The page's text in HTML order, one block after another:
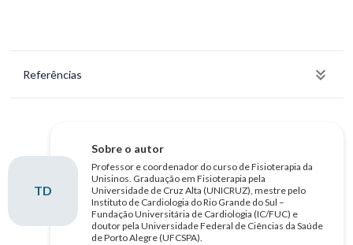
Referências
TD
Sobre o autor
Professor e coordenador do curso de Fisioterapia da
Unisinos. Graduação em Fisioterapia pela
Universidade de Cruz Alta (UNICRUZ), mestre pelo
Instituto de Cardiologia do Rio Grande do Sul –
Fundação Universitária de Cardiologia (IC/FUC) e
doutor pela Universidade Federal de Ciências da Saúde
de Porto Alegre (UFCSPA).